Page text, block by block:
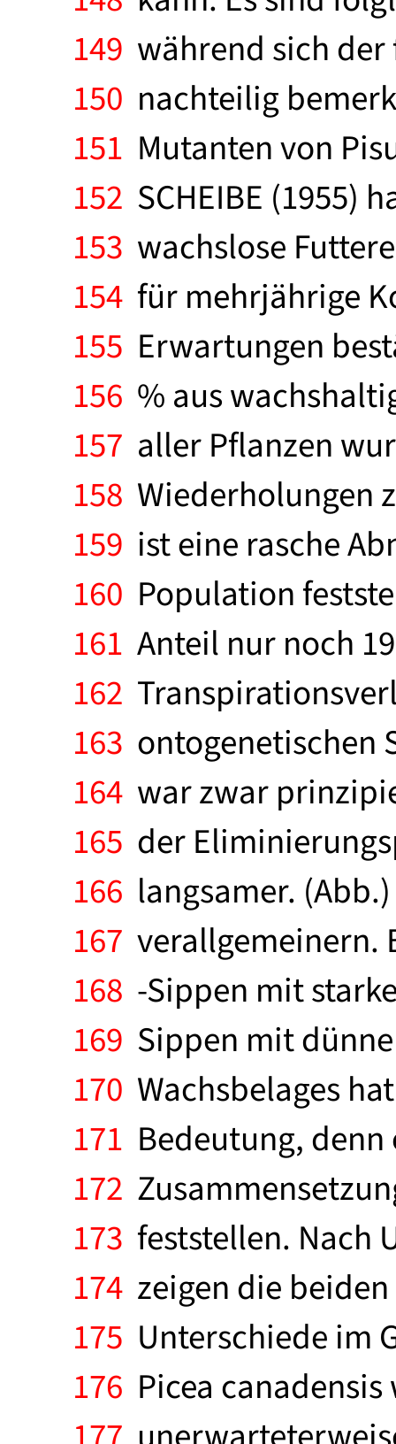
149 während sich
150 nachteilig
151 Mutanten von
152 SCHEIBE (1955)
153 wachslose
154 für mehrjährige
155 Erwartungen
156 % aus
157 aller Pflanzen
158 Wiederholungen
159 ist eine rasche
160 Population
161 Anteil nur noch
162
163 ontogenetischen
164 war zwar
165 der
166 langsamer.
167 verallgemeinern.
168 -Sippen mit
169 Sippen mit
170 Wachsbelages
171 Bedeutung, denn
172
173 feststellen. Nach
174 zeigen die
175 Unterschiede im
176 Picea